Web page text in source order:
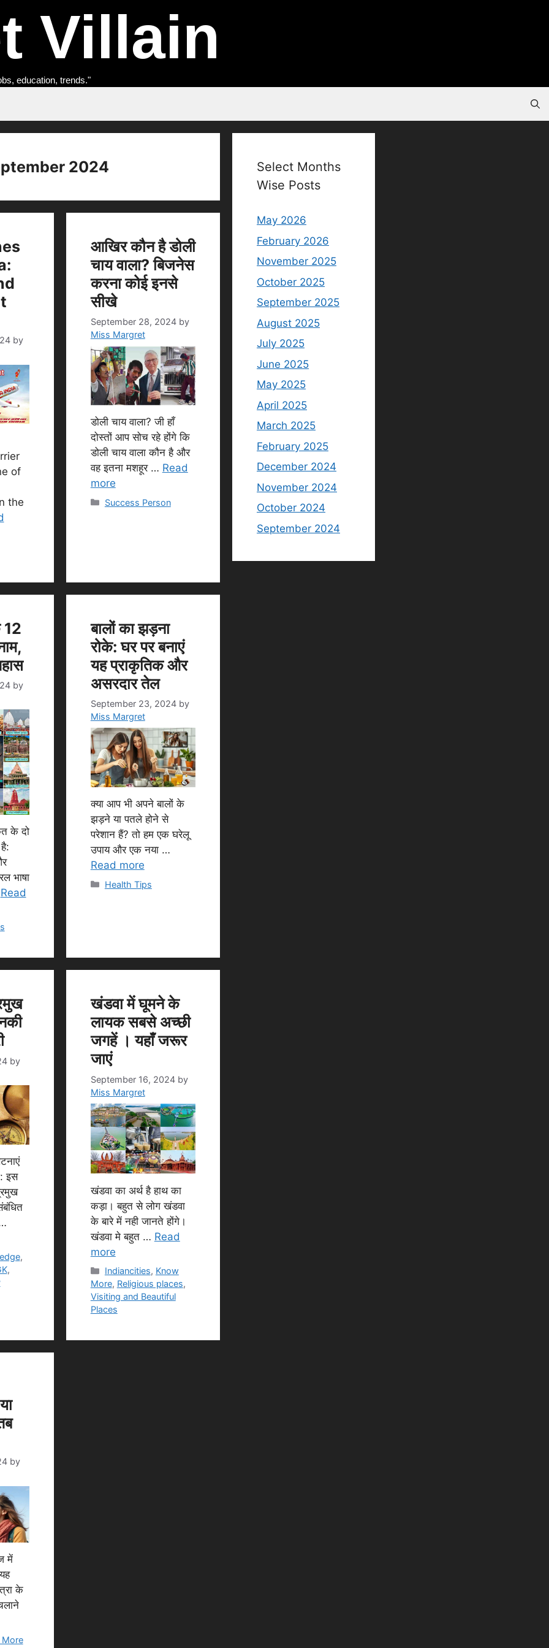
Villain
education, trends."
2024
by
of
the
आखिर कौन है डोली
चाय वाला? बिजनेस
करना कोई इनसे
सीखे
September 28, 2024 by
Miss Margret
डोली चाय वाला? जी हाँ
दोस्तों आप सोच रहे होंगे कि
डोली चाय वाला कौन है और
वह इतना मशहूर … Read
more
Categories
Success Person
12
by
के दो
भाषा
Read
बालों का झड़ना
रोके: घर पर बनाएं
यह प्राकृतिक और
असरदार तेल
September 23, 2024 by
Miss Margret
क्या आप भी अपने बालों के
झड़ने या पतले होने से
परेशान हैं? तो हम एक घरेलू
उपाय और एक नया …
Read more
Categories
Health Tips
by
इस
,
,
खंडवा में घूमने के
लायक सबसे अच्छी
जगहें । यहाँ जरूर
जाएं
September 16, 2024 by
Miss Margret
खंडवा का अर्थ है हाथ का
कड़ा। बहुत से लोग खंडवा
के बारे में नही जानते होंगे।
खंडवा मे बहुत … Read
more
Categories
Indiancities, Know
More, Religious places,
Visiting and Beautiful
Places
by
में
के
More
Select Months
Wise Posts
May 2026
February 2026
November 2025
October 2025
September 2025
August 2025
July 2025
June 2025
May 2025
April 2025
March 2025
February 2025
December 2024
November 2024
October 2024
September 2024